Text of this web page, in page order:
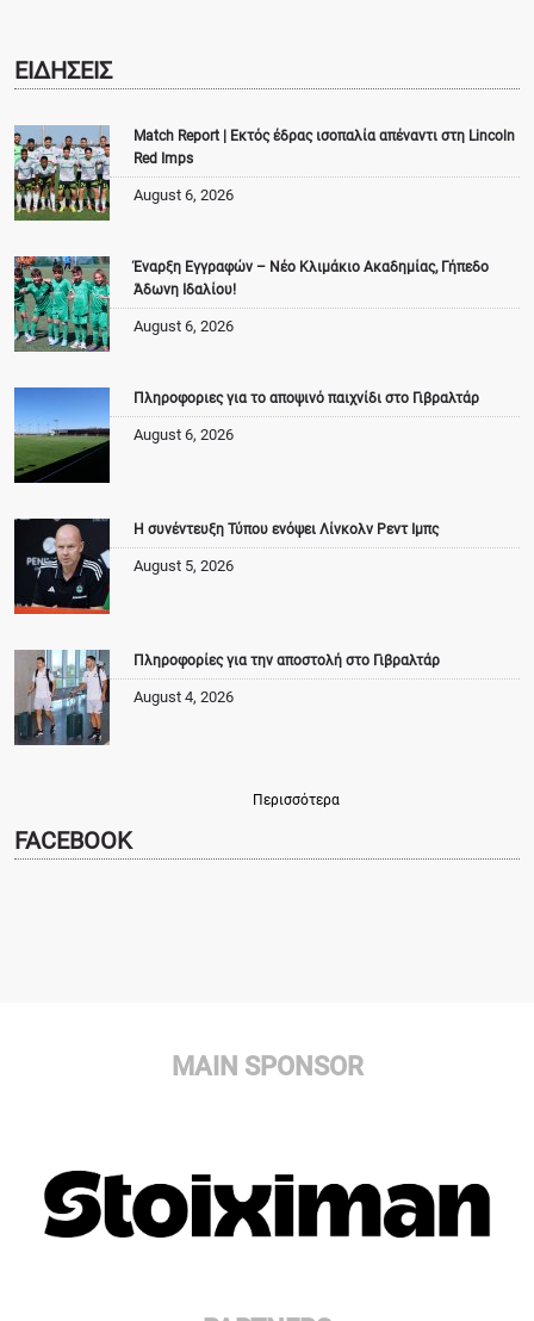
ΕΙΔΗΣΕΙΣ
Match Report | Εκτός έδρας ισοπαλία απέναντι στη Lincoln
Red Imps
August 6, 2026
Έναρξη Εγγραφών – Νέο Κλιμάκιο Ακαδημίας, Γήπεδο
Άδωνη Ιδαλίου!
August 6, 2026
Πληροφοριες για το αποψινό παιχνίδι στο Γιβραλτάρ
August 6, 2026
Η συνέντευξη Τύπου ενόψει Λίνκολν Ρεντ Ιμπς
August 5, 2026
Πληροφορίες για την αποστολή στο Γιβραλτάρ
August 4, 2026
Περισσότερα
FACEBOOK
MAIN SPONSOR